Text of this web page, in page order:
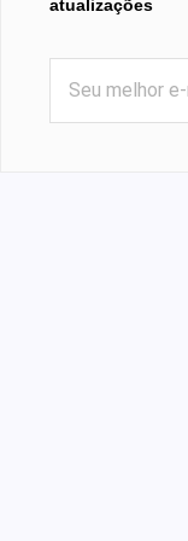
atualizações